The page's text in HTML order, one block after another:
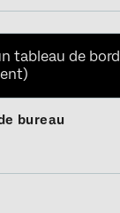
tableau de bord